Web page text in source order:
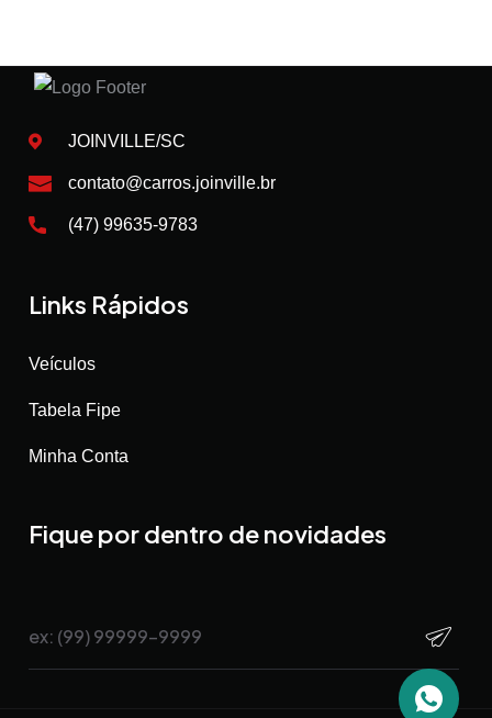
JOINVILLE/SC
contato@carros.joinville.br
(47) 99635-9783
Links Rápidos
Veículos
Tabela Fipe
Minha Conta
Fique por dentro de novidades